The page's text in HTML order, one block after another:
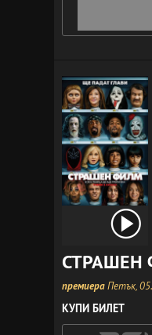
премиераПетък,
КУПИ БИЛЕТ